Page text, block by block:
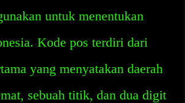
untuk menentukan
Kode pos terdiri dari
yang menyatakan daerah
sebuah titik, dan dua digit